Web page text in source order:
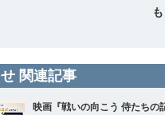
関連記事
映画『戦いの向こう 侍たちの